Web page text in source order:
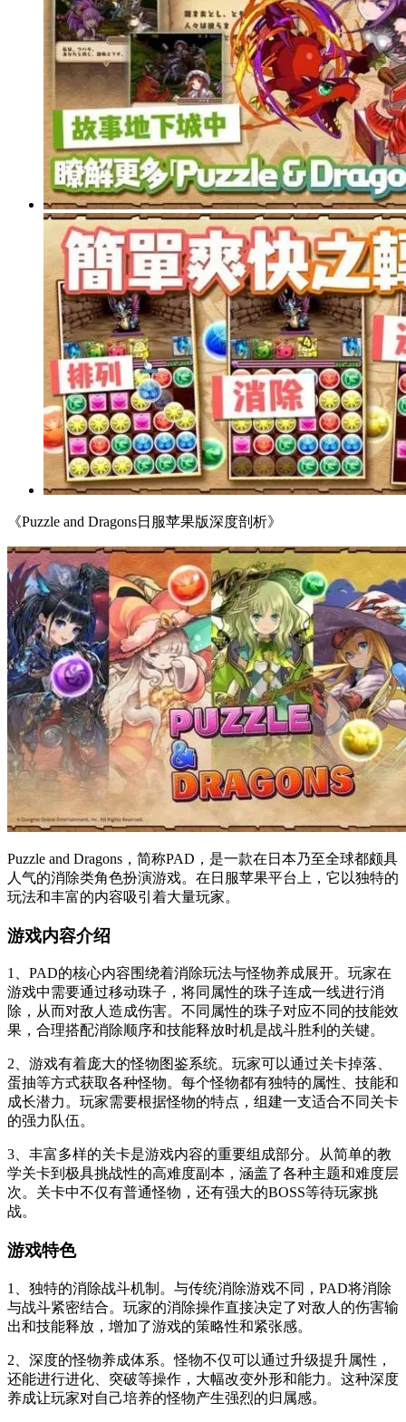
《Puzzle and Dragons日服苹果版深度剖析》
Puzzle and Dragons，简称PAD，是一款在日本乃至全球都颇具
人气的消除类角色扮演游戏。在日服苹果平台上，它以独特的
玩法和丰富的内容吸引着大量玩家。
游戏内容介绍
1、PAD的核心内容围绕着消除玩法与怪物养成展开。玩家在
游戏中需要通过移动珠子，将同属性的珠子连成一线进行消
除，从而对敌人造成伤害。不同属性的珠子对应不同的技能效
果，合理搭配消除顺序和技能释放时机是战斗胜利的关键。
2、游戏有着庞大的怪物图鉴系统。玩家可以通过关卡掉落、
蛋抽等方式获取各种怪物。每个怪物都有独特的属性、技能和
成长潜力。玩家需要根据怪物的特点，组建一支适合不同关卡
的强力队伍。
3、丰富多样的关卡是游戏内容的重要组成部分。从简单的教
学关卡到极具挑战性的高难度副本，涵盖了各种主题和难度层
次。关卡中不仅有普通怪物，还有强大的BOSS等待玩家挑
战。
游戏特色
1、独特的消除战斗机制。与传统消除游戏不同，PAD将消除
与战斗紧密结合。玩家的消除操作直接决定了对敌人的伤害输
出和技能释放，增加了游戏的策略性和紧张感。
2、深度的怪物养成体系。怪物不仅可以通过升级提升属性，
还能进行进化、突破等操作，大幅改变外形和能力。这种深度
养成让玩家对自己培养的怪物产生强烈的归属感。